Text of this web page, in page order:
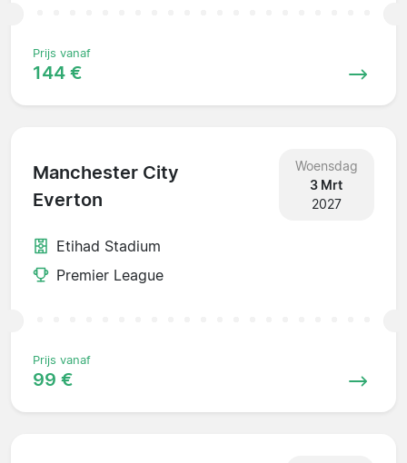
Prijs vanaf
144 €
Manchester City
Everton
Woensdag
3 Mrt
2027
Etihad Stadium
Premier League
Prijs vanaf
99 €